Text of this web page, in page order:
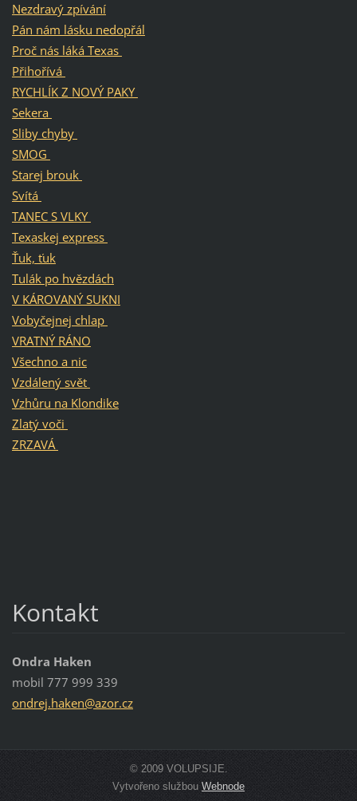
Nezdravý zpívání
Pán nám lásku nedopřál
Proč nás láká Texas
Přihořívá
RYCHLÍK Z NOVÝ PAKY
Sekera
Sliby chyby
SMOG
Starej brouk
Svítá
TANEC S VLKY
Texaskej express
Ťuk, ťuk
Tulák po hvězdách
V KÁROVANÝ SUKNI
Vobyčejnej chlap
VRATNÝ RÁNO
Všechno a nic
Vzdálený svět
Vzhůru na Klondike
Zlatý voči
ZRZAVÁ
Kontakt
Ondra Haken
mobil 777 999 339
ondrej.haken@azor.cz
© 2009 VOLUPSIJE.
Vytvořeno službou Webnode